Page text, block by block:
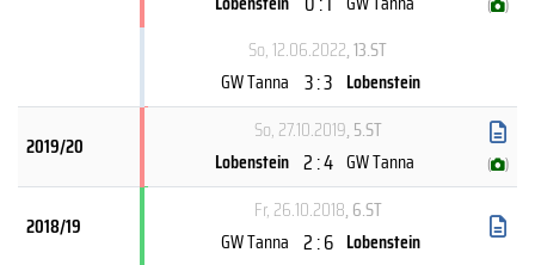
( )
So, 12.06.2022, 13.ST
GW Tanna 3 : 3 Lobenstein
2019/20
So, 27.10.2019, 5.ST
Lobenstein 2 : 4 GW Tanna ( )
2018/19
Fr, 26.10.2018, 6.ST
GW Tanna 2 : 6 Lobenstein